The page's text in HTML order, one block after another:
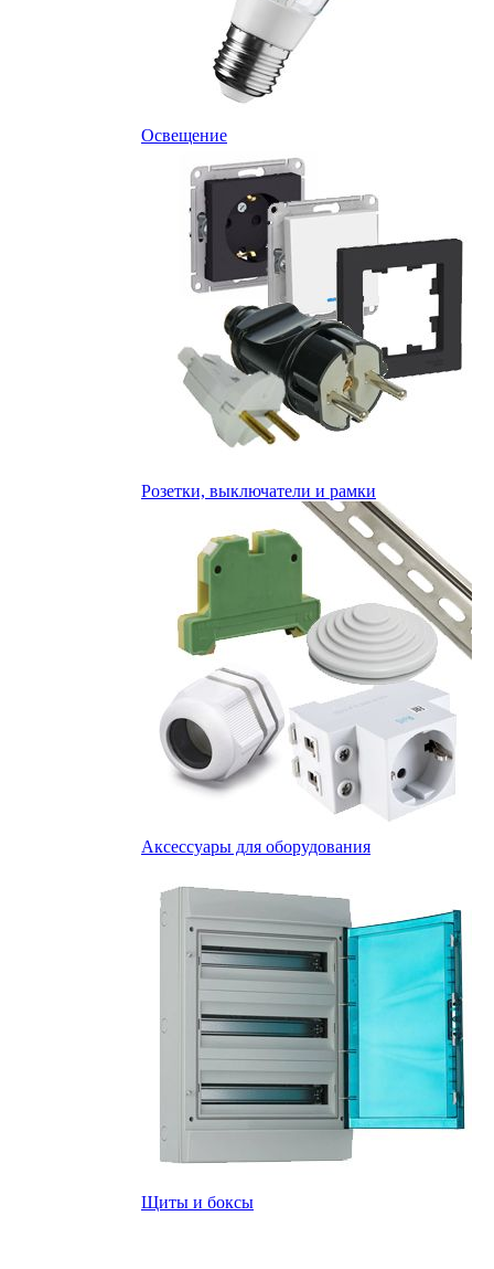
Освещение
Розетки, выключатели и рамки
Аксессуары для оборудования
Щиты и боксы